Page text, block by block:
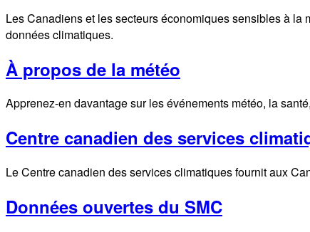
Les Canadiens et les secteurs économiques sensibles à la
données climatiques.
À propos de la météo
Apprenez-en davantage sur les événements météo, la
Centre canadien des services
Le Centre canadien des services climatiques fournit aux
Données ouvertes du SMC